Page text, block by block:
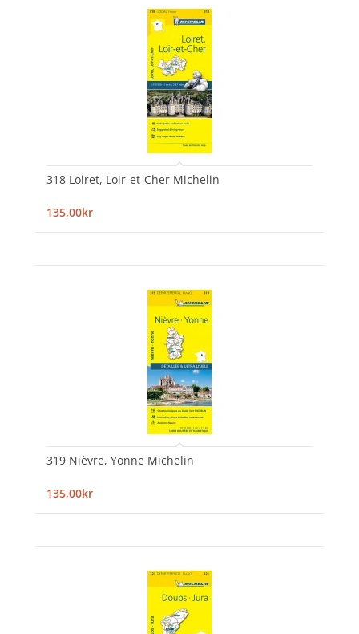
318 Loiret, Loir-et-Cher Michelin
135,00kr
319 Nièvre, Yonne Michelin
135,00kr